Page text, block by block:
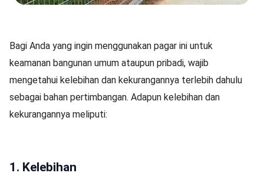
Bagi Anda yang ingin menggunakan pagar ini untuk
keamanan bangunan umum ataupun pribadi, wajib
mengetahui kelebihan dan kekurangannya terlebih dahulu
sebagai bahan pertimbangan. Adapun kelebihan dan
kekurangannya meliputi:
1. Kelebihan